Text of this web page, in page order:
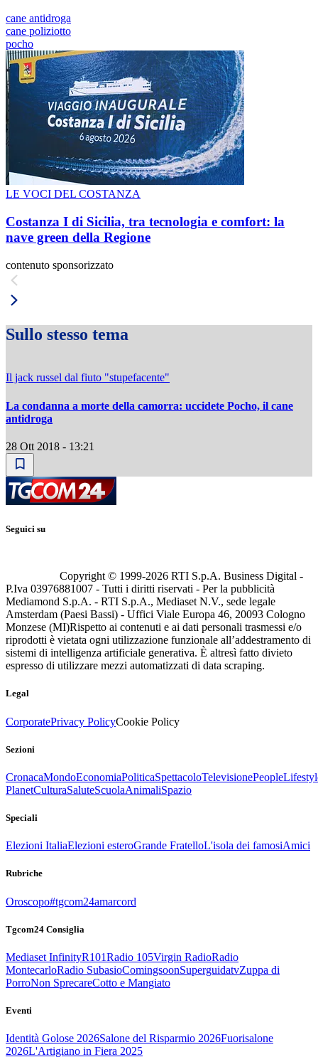
cane antidroga
cane poliziotto
pocho
LE VOCI DEL COSTANZA
Costanza I di Sicilia, tra tecnologia e comfort: la
nave green della Regione
contenuto sponsorizzato
Sullo stesso tema
Il jack russel dal fiuto "stupefacente"
La condanna a morte della camorra: uccidete Pocho, il cane
antidroga
28 Ott 2018 - 13:21
Seguici su
Copyright © 1999-2026 RTI S.p.A. Business Digital -
P.Iva 03976881007 - Tutti i diritti riservati - Per la pubblicità
Mediamond S.p.A. - RTI S.p.A., Mediaset N.V., sede legale
Amsterdam (Paesi Bassi) - Uffici Viale Europa 46, 20093 Cologno
Monzese (MI)Rispetto ai contenuti e ai dati personali trasmessi e/o
riprodotti è vietata ogni utilizzazione funzionale all’addestramento di
sistemi di intelligenza artificiale generativa. È altresì fatto divieto
espresso di utilizzare mezzi automatizzati di data scraping.
Legal
CorporatePrivacy PolicyCookie Policy
Sezioni
CronacaMondoEconomiaPoliticaSpettacoloTelevisionePeople
PlanetCulturaSaluteScuolaAnimaliSpazio
Speciali
Elezioni ItaliaElezioni esteroGrande FratelloL'isola dei famosiAmici
Rubriche
Oroscopo#tgcom24amarcord
Tgcom24 Consiglia
Mediaset InfinityR101Radio 105Virgin RadioRadio
MontecarloRadio SubasioComingsoonSuperguidatvZuppa di
PorroNon SprecareCotto e Mangiato
Eventi
Identità Golose 2026Salone del Risparmio 2026Fuorisalone
2026L'Artigiano in Fiera 2025